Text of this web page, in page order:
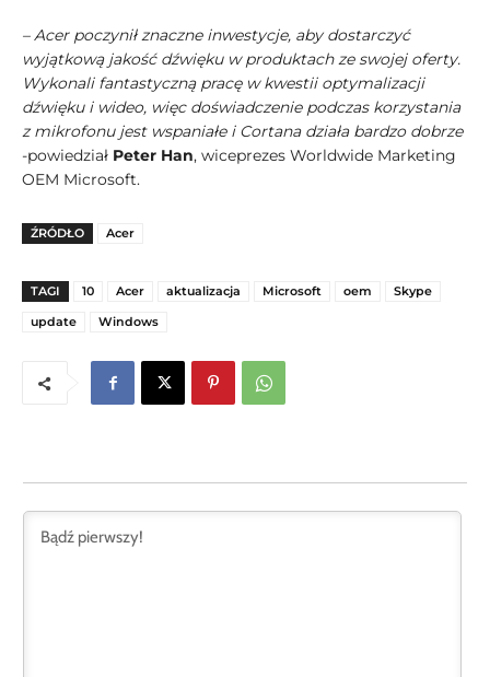
– Acer poczynił znaczne inwestycje, aby dostarczyć
wyjątkową jakość dźwięku w produktach ze swojej oferty.
Wykonali fantastyczną pracę w kwestii optymalizacji
dźwięku i wideo, więc doświadczenie podczas korzystania
z mikrofonu jest wspaniałe i Cortana działa bardzo dobrze
-powiedział Peter Han, wiceprezes Worldwide Marketing
OEM Microsoft.
ŹRÓDŁO Acer
TAGI 10 Acer aktualizacja Microsoft oem
Skype
update
Windows